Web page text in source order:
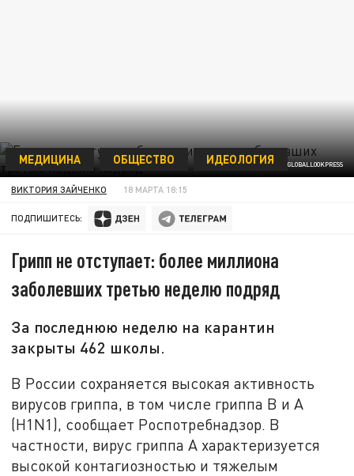
ФОТО: NIKOLAY GYNGAZOV/GLOBALLOOKPRESS
МЕДИЦИНА ОБЩЕСТВО ИДЕОЛОГИЯ
ВИКТОРИЯ ЗАЙЧЕНКО 18 МАРТА 18:15
ПОДПИШИТЕСЬ:
Грипп не отступает: более миллиона
заболевших третью неделю подряд
За последнюю неделю на карантин
закрыты 462 школы.
В России сохраняется высокая активность
вирусов гриппа, в том числе гриппа B и A
(H1N1), сообщает Роспотребнадзор. В
частности, вирус гриппа A характеризуется
высокой контагиозностью и тяжелым